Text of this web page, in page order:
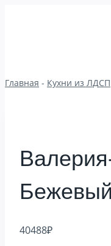
Главная - Кухни из ЛДСП
40488₽